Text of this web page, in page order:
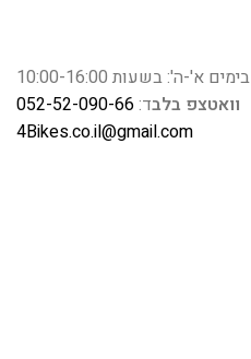
בימים א'-ה': בשעות 10:00-16:00
וואטצפ בלבד:052-52-090-66
4Bikes.co.il@gmail.com